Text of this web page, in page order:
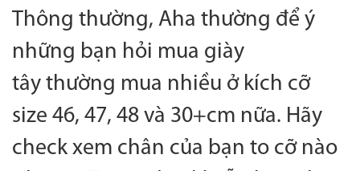
Thông thường, Aha thường để ý
những bạn hỏi mua giày
tây thường mua nhiều ở kích cỡ
size 46, 47, 48 và 30+cm nữa. Hãy
check xem chân của bạn to cỡ nào